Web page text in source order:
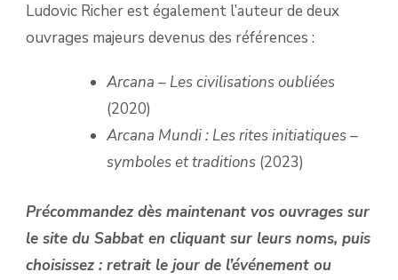
Ludovic Richer est également l’auteur de deux
ouvrages majeurs devenus des références :
Arcana – Les civilisations oubliées
(2020)
Arcana Mundi : Les rites initiatiques –
symboles et traditions (2023)
Précommandez dès maintenant vos ouvrages sur
le site du Sabbat en cliquant sur leurs noms, puis
choisissez : retrait le jour de l’événement ou